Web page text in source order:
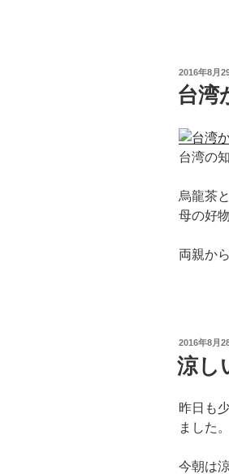
投
稿
日:
2016年8月
台湾
台湾の
烏龍茶
母の好
両親か
投
稿
日:
2016年8月
涼し
昨日も
ました。
今朝は